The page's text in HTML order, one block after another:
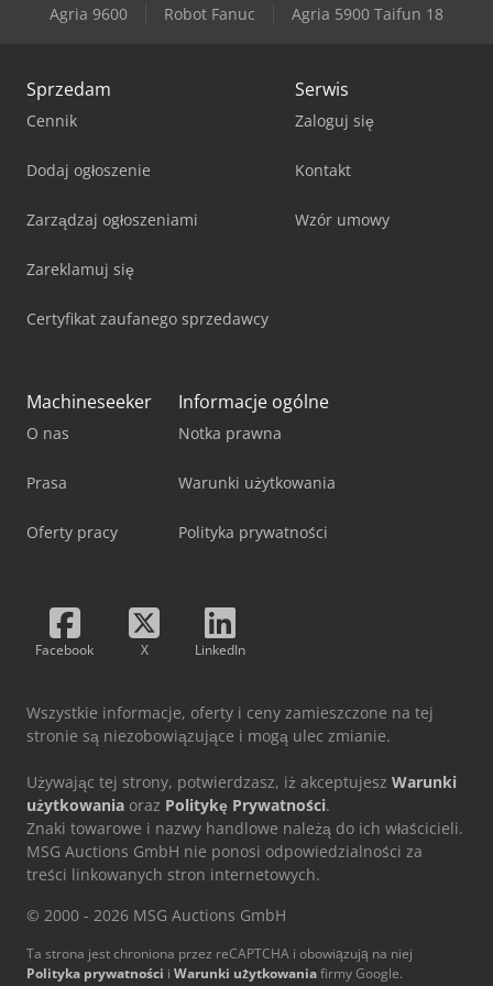
Panhans 680/200
Agria 9600
Robot Fanuc Agria 5900 Taifun 18
Sprzedam
Cennik
Dodaj ogłoszenie
Zarządzaj ogłoszeniami
Zareklamuj się
Certyfikat zaufanego sprzedawcy
Serwis
Zaloguj się
Kontakt
Wzór umowy
Machineseeker
O nas
Prasa
Oferty pracy
Informacje ogólne
Notka prawna
Warunki użytkowania
Polityka prywatności
Facebook X LinkedIn
Wszystkie informacje, oferty i ceny zamieszczone na tej
stronie są niezobowiązujące i mogą ulec zmianie.
Używając tej strony, potwierdzasz, iż akceptujesz Warunki
użytkowania oraz Politykę Prywatności.
Znaki towarowe i nazwy handlowe należą do ich właścicieli.
MSG Auctions GmbH nie ponosi odpowiedzialności za
treści linkowanych stron internetowych.
© 2000 - 2026 MSG Auctions GmbH
Ta strona jest chroniona przez reCAPTCHA i obowiązują na niej
Polityka prywatności i Warunki użytkowaniafirmy Google.